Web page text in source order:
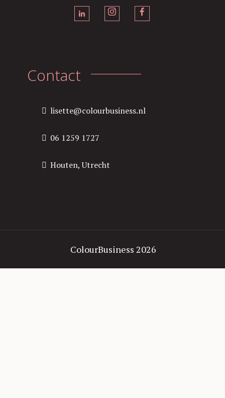
Contact
lisette@colourbusiness.nl
06 1259 1727
Houten, Utrecht
ColourBusiness 2026